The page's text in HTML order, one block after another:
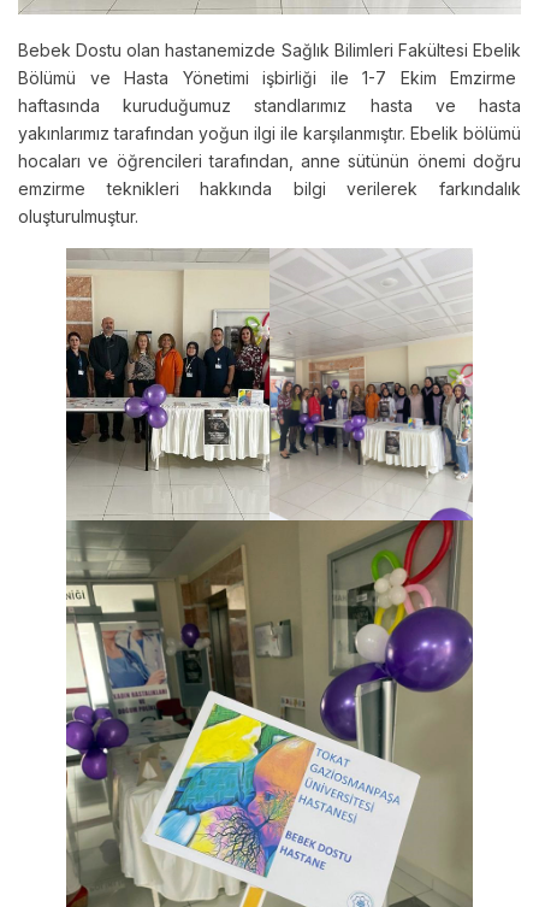
Bebek Dostu olan hastanemizde Sağlık Bilimleri Fakültesi Ebelik
Bölümü ve Hasta Yönetimi işbirliği ile 1-7 Ekim Emzirme
haftasında kuruduğumuz standlarımız hasta ve hasta
yakınlarımız tarafından yoğun ilgi ile karşılanmıştır. Ebelik bölümü
hocaları ve öğrencileri tarafından, anne sütünün önemi doğru
emzirme teknikleri hakkında bilgi verilerek farkındalık
oluşturulmuştur.